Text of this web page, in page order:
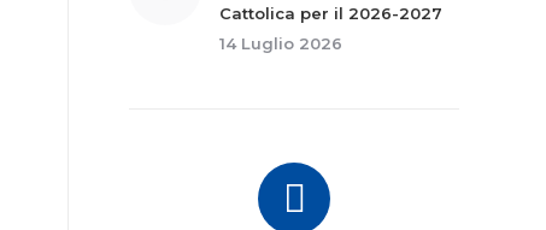
Cattolica per il 2026-2027
14 Luglio 2026